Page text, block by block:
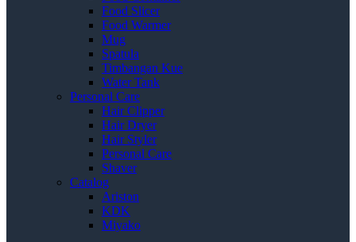
Food Slicer
Food Warmer
Mug
Spatula
Timbangan Kue
Water Tank
Personal Care
Hair Clipper
Hair Dryer
Hair Styler
Personal Care
Shaver
Catalog
Ariston
KDK
Miyako